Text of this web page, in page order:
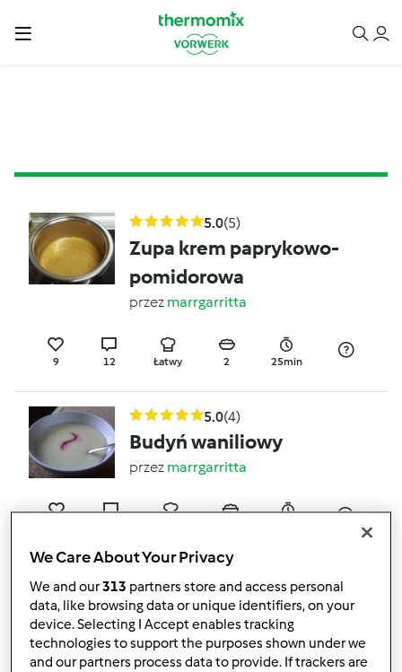
5.0(5)
Zupa krem paprykowo-
pomidorowa
przez marrgarritta
9 12 Łatwy 2 25min
5.0(4)
Budyń waniliowy
przez marrgarritta
5.0(2)
Zupa z cukinii z
suszonymi pomidorami
przezmarrgarritta
We Care About Your Privacy
We and our313 partners store and access personal
data, like browsing data or unique identifiers, on your
device. Selecting I Accept enables tracking
technologies to support the purposes shown under we
and our partners process data to provide. If trackers are